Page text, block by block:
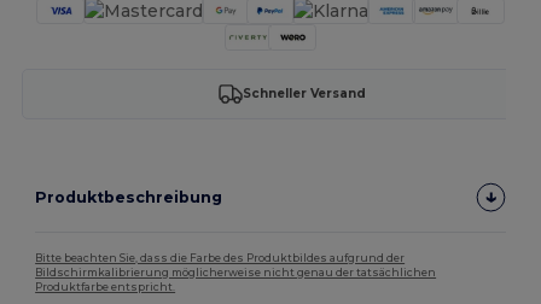
Schneller Versand
Produktbeschreibung
Bitte beachten Sie, dass die Farbe des Produktbildes aufgrund der
Bildschirmkalibrierung möglicherweise nicht genau der tatsächlichen
Produktfarbe entspricht.